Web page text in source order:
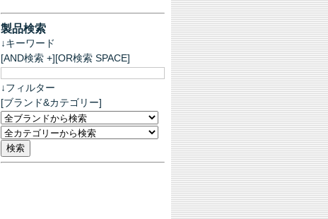
製品検索
↓キーワード
[AND検索 +][OR検索 SPACE]
↓フィルター
[ブランド&カテゴリー]